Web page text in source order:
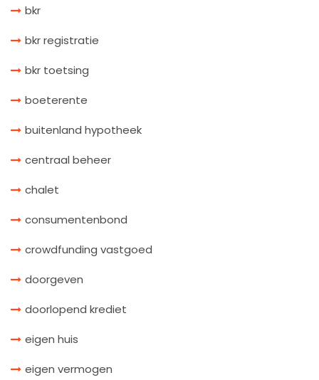
bkr
bkr registratie
bkr toetsing
boeterente
buitenland hypotheek
centraal beheer
chalet
consumentenbond
crowdfunding vastgoed
doorgeven
doorlopend krediet
eigen huis
eigen vermogen